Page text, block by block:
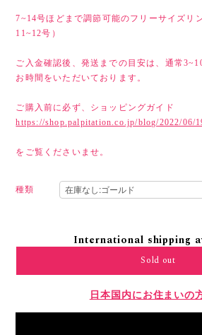
7~14号ほどまで調節可能のフリーサイズリ
11~12号）
ご入金確認後、発送までの目安は、通常
お時間をいただいております。
ご購入前に必ず、ショッピングガイド
https://shop.palpitation.co.jp/blog/2022/06/
をご覧くださいませ。
種類
International shipping
Sold out
日本国内にお住まいの